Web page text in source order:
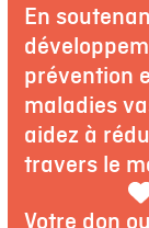
En
prévention
maladies
aidez à
travers le
Votre don